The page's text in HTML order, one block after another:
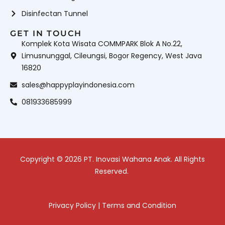
Disinfectan Tunnel
GET IN TOUCH
Komplek Kota Wisata COMMPARK Blok A No.22,
Limusnunggal, Cileungsi, Bogor Regency, West Java
16820
sales@happyplayindonesia.com
081933685999
Copyright © 2026 PT. Inovasi Wahana Anak. All Rights
Reserved.
Privacy Policy | Terms and Condition